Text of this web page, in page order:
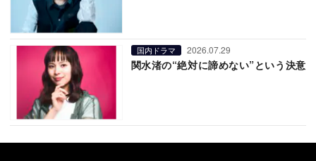
国内ドラマ 2026.07.29
関水渚の“絶対に諦めない”という決意